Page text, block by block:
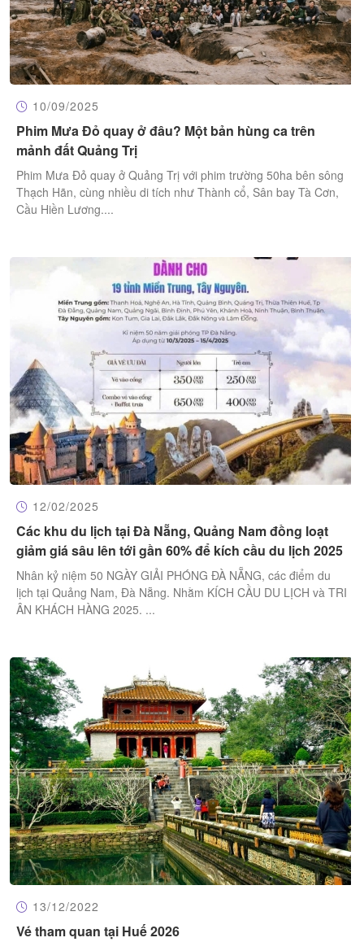
10/09/2025
Phim Mưa Đỏ quay ở đâu? Một bản hùng ca trên
mảnh đất Quảng Trị
Phim Mưa Đỏ quay ở Quảng Trị với phim trường 50ha bên sông
Thạch Hãn, cùng nhiều di tích như Thành cổ, Sân bay Tà Cơn,
Cầu Hiền Lương....
12/02/2025
Các khu du lịch tại Đà Nẵng, Quảng Nam đồng loạt
giảm giá sâu lên tới gần 60% để kích cầu du lịch 2025
Nhân kỷ niệm 50 NGÀY GIẢI PHÓNG ĐÀ NẴNG, các điểm du
lịch tại Quảng Nam, Đà Nẵng. Nhằm KÍCH CẦU DU LỊCH và TRI
ÂN KHÁCH HÀNG 2025. ...
13/12/2022
Vé tham quan tại Huế 2026